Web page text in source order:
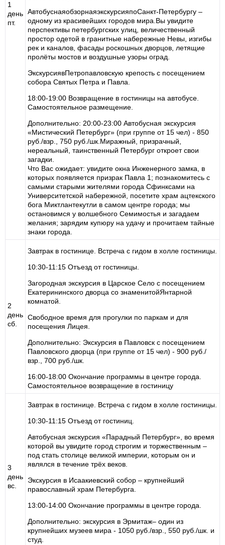
1
день
пт.
АвтобуснаяобзорнаяэкскурсияпоСанкт-Петербургу –
одному из красивейших городов мира.Вы увидите
перспективы петербургских улиц, величественный
простор одетой в гранитные набережные Невы, изгибы
рек и каналов, фасады роскошных дворцов, летящие
пролёты мостов и воздушные узоры оград.
ЭкскурсиявПетропавловскую крепость с посещением
собора Святых Петра и Павла.
18:00-19:00 Возвращение в гостиницы на автобусе.
Самостоятельное размещение.
Дополнительно: 20:00-23:00 Автобусная экскурсия
«Мистический Петербург» (при группе от 15 чел) - 850
руб./взр., 750 руб./шк.Миражный, призрачный,
нереальный, таинственный Петербург откроет свои
загадки.
Что Вас ожидает: увидите окна Инженерного замка, в
которых появляется призрак Павла 1; познакомитесь с
самыми старыми жителями города Сфинксами на
Университетской набережной, посетите храм ацтекского
бога Миктлантекутли в самом центре города; мы
остановимся у волшебного Семимостья и загадаем
желания; зарядим купюру на удачу и прочитаем тайные
знаки города.
2
день
сб.
Завтрак в гостинице. Встреча с гидом в холле гостиницы.
10:30-11:15 Отъезд от гостиницы.
Загородная экскурсия в Царское Село с посещением
Екатерининского дворца со знаменитойЯнтарной
комнатой.
Свободное время для прогулки по паркам и для
посещения Лицея.
Дополнительно: Экскурсия в Павловск с посещением
Павловского дворца (при группе от 15 чел) - 900 руб./
взр., 700 руб./шк.
16:00-18:00 Окончание программы в центре города.
Самостоятельное возвращение в гостиницу
3
день
вс.
Завтрак в гостинице. Встреча с гидом в холле гостиницы.
10:30-11:15 Отъезд от гостиниц.
Автобусная экскурсия «Парадный Петербург», во время
которой вы увидите город строгим и торжественным –
под стать столице великой империи, которым он и
являлся в течение трёх веков.
Экскурсия в Исаакиевский собор – крупнейший
православный храм Петербурга.
13:00-14:00 Окончание программы в центре города.
Дополнительно: экскурсия в Эрмитаж– один из
крупнейших музеев мира - 1050 руб./взр., 550 руб./шк. и
студ.